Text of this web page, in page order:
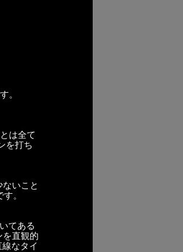
。
は全て
を打ち
いこと
。
てある
を直観的
なタイ